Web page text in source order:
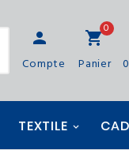
person
Compte
shopping_cart0
Panier
TEXTILE